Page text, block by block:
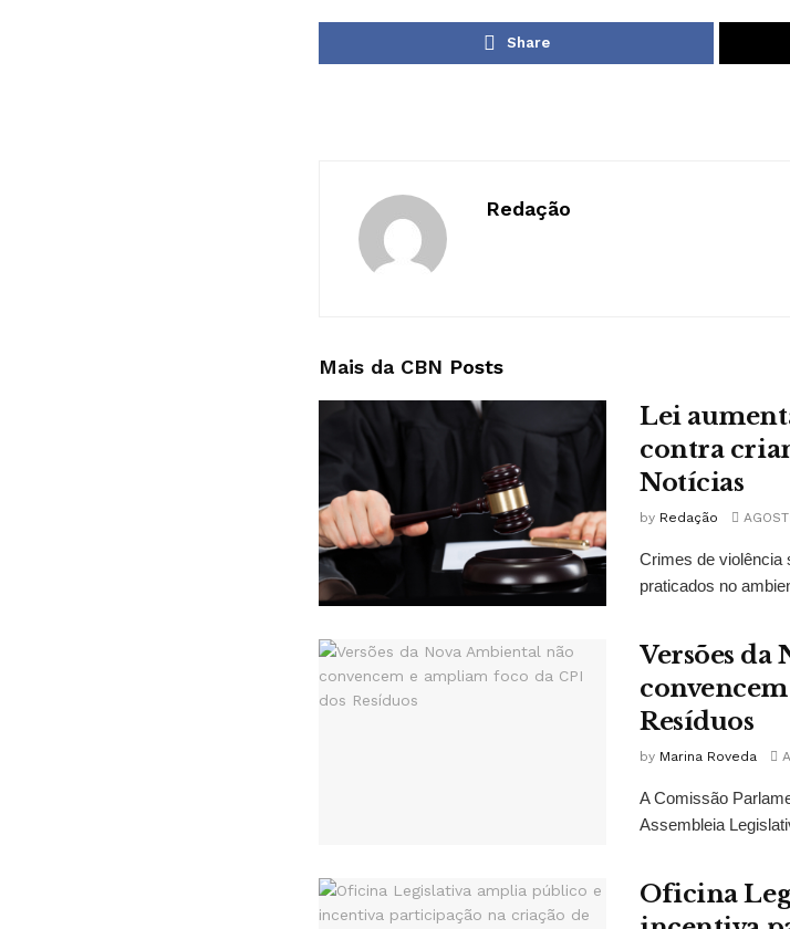
Share
Redação
Mais da CBN Posts
Lei
contra
Notícias
by Redação
Crimes de violência
praticados no
Versões da
Resíduos
by Marina Roveda
A Comissão
Assembleia
Oficina